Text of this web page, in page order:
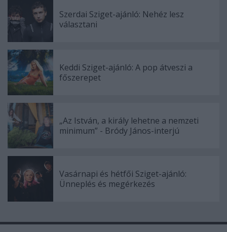
Szerdai Sziget-ajánló: Nehéz lesz
választani
Keddi Sziget-ajánló: A pop átveszi a
főszerepet
„Az István, a király lehetne a nemzeti
minimum” - Bródy János-interjú
Vasárnapi és hétfői Sziget-ajánló:
Ünneplés és megérkezés